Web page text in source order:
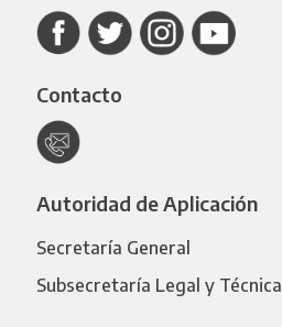
Contacto
Autoridad de Aplicación
Secretaría General
Subsecretaría Legal y Técnica